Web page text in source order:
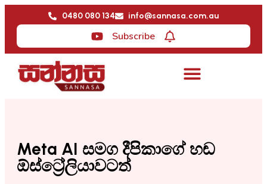
0480 080 134 info@sannasa.com.au
Subscribe
Meta AI සමග දීපිකාගේ හඬ
ඕස්ට්‍රේලියාවටත්